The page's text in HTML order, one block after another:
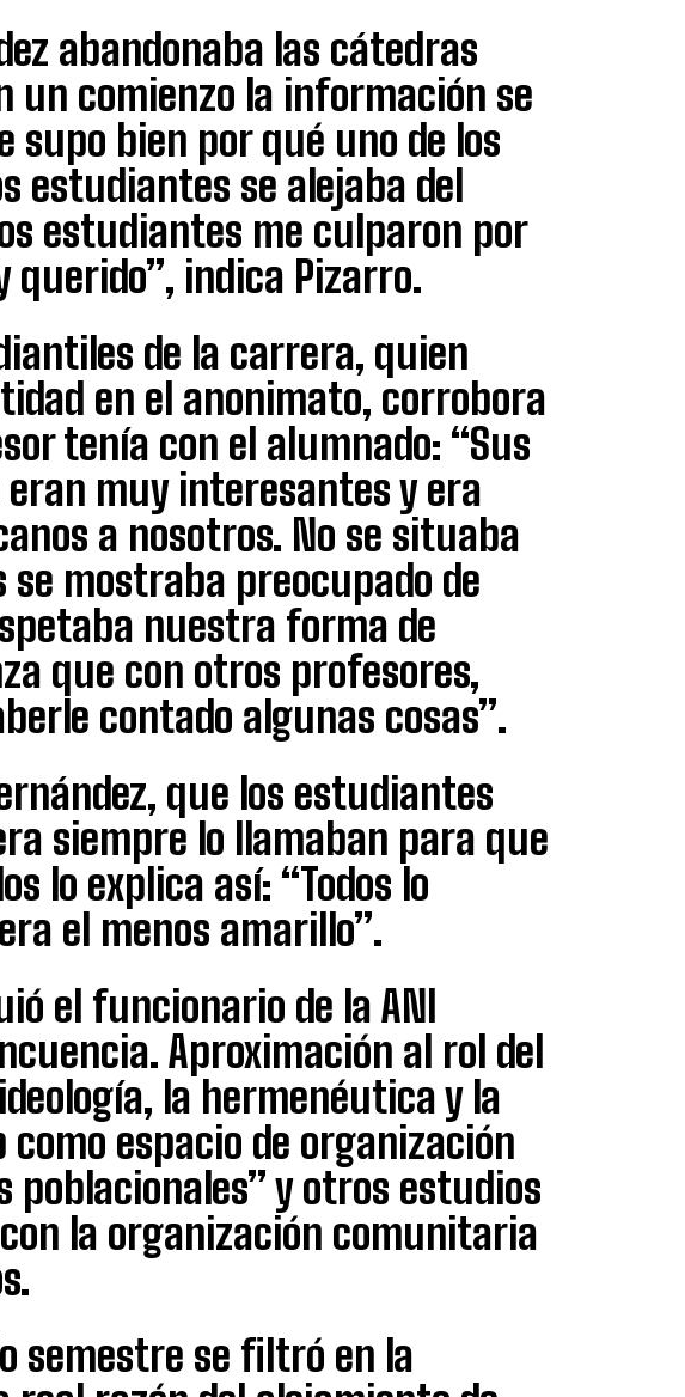
abandonaba las cátedras
un comienzo la información se
supo bien por qué uno de los
estudiantes se alejaba del
estudiantes me culparon por
querido”, indica Pizarro.
de la carrera, quien
en el anonimato, corrobora
tenía con el alumnado: “Sus
muy interesantes y era
a nosotros. No se situaba
se mostraba preocupado de
nuestra forma de
que con otros profesores,
contado algunas cosas”.
que los estudiantes
siempre lo llamaban para que
lo explica así: “Todos lo
el menos amarillo”.
el funcionario de la ANI
Aproximación al rol del
la hermenéutica y la
espacio de organización
poblacionales” y otros estudios
la organización comunitaria
semestre se filtró en la